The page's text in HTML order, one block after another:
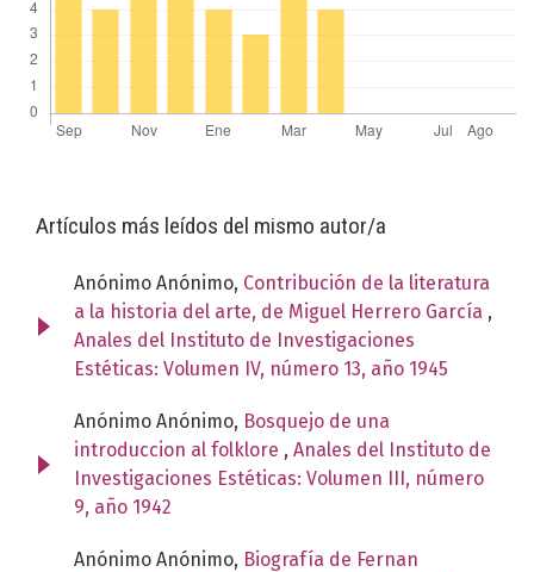
Artículos más leídos del mismo autor/a
Anónimo Anónimo, Contribución de la literatura
a la historia del arte, de Miguel Herrero García ,
Anales del Instituto de Investigaciones
Estéticas: Volumen IV, número 13, año 1945
Anónimo Anónimo, Bosquejo de una
introduccion al folklore , Anales del Instituto de
Investigaciones Estéticas: Volumen III, número
9, año 1942
Anónimo Anónimo, Biografía de Fernan